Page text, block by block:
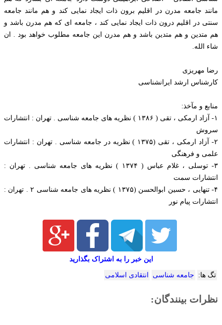
مانند جامعه مدرن در اقلیم برون ذات ایجاد نمایی کند و هم مانند جامعه
سنتی در اقلیم درون ذات ایجاد نمایی کند ، جامعه ای که هم مدرن باشد و
هم متدین و هم متدین باشد و هم مدرن این جامعه مطلوب خواهد بود . ان
شاء الله.
رضا مهریزی
کارشناس ارشد ایرانشناسی
منابع و مآخذ:
۱- آزاد ارمکی ، تقی ( ۱۳۸۶ ) نظریه های جامعه شناسی . تهران : انتشارات
سروش
۲- آزاد ارمکی ، تقی (۱۳۷۵ ) نظریه در جامعه شناسی . تهران : انتشارات
علمی و فرهنگی
۳- توسلی ، غلام عباس ( ۱۳۷۴ ) نظریه های جامعه شناسی . تهران :
انتشارات سمت
۴- تنهایی ، حسین ابوالحسن (۱۳۷۵ ) نظریه های جامعه شناسی ۲ . تهران :
انتشارات پیام نور
این خبر را به اشتراک بگذارید
تگ ها: جامعه شناسی انتقادی اسلامی
نظرات بینندگان: